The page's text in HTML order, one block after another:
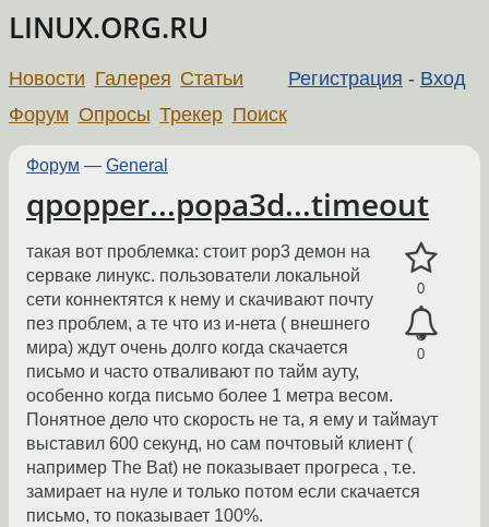
LINUX.ORG.RU
Регистрация - Вход
Новости Галерея Статьи
Форум Опросы Трекер Поиск
Форум — General
qpopper...popa3d...timeout
0
0
такая вот проблемка: стоит pop3 демон на
серваке линукс. пользователи локальной
сети коннектятся к нему и скачивают почту
пез проблем, а те что из и-нета ( внешнего
мира) ждут очень долго когда скачается
письмо и часто отваливают по тайм ауту,
особенно когда письмо более 1 метра весом.
Понятное дело что скорость не та, я ему и таймаут
выставил 600 секунд, но сам почтовый клиент (
например The Bat) не показывает прогреса , т.е.
замирает на нуле и только потом если скачается
письмо, то показывает 100%.